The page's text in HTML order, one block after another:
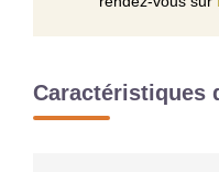
Caractéristiques